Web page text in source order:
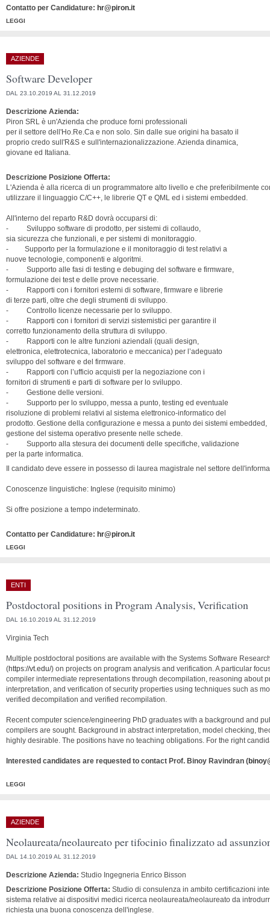
Contatto per Candidature: hr@piron.it
LEGGI
AZIENDE
Software Developer
DAL 23.10.2019 AL 31.12.2019
Descrizione Azienda:
Piron SRL è un'Azienda che produce forni professionali
per il settore dell'Ho.Re.Ca e non solo. Sin dalle sue origini ha basato il
proprio credo sull'R&S e sull'internazionalizzazione. Azienda dinamica,
giovane ed Italiana.
Descrizione Posizione Offerta:
L'Azienda è alla ricerca di un programmatore alto livello e che preferibilmente
utilizzare il linguaggio C/C++, le librerie QT e QML ed i sistemi embedded.
All'interno del reparto R&D dovrà occuparsi di:
- Sviluppo software di prodotto, per sistemi di collaudo,
sia sicurezza che funzionali, e per sistemi di monitoraggio.
- Supporto per la formulazione e il monitoraggio di test relativi a
nuove tecnologie, componenti e algoritmi.
- Supporto alle fasi di testing e debuging del software e firmware,
formulazione dei test e delle prove necessarie.
- Rapporti con i fornitori esterni di software, firmware e librerie
di terze parti, oltre che degli strumenti di sviluppo.
- Controllo licenze necessarie per lo sviluppo.
- Rapporti con i fornitori di servizi sistemistici per garantire il
corretto funzionamento della struttura di sviluppo.
- Rapporti con le altre funzioni aziendali (quali design,
elettronica, elettrotecnica, laboratorio e meccanica) per l’adeguato
sviluppo del software e del firmware.
- Rapporti con l’ufficio acquisti per la negoziazione con i
fornitori di strumenti e parti di software per lo sviluppo.
- Gestione delle versioni.
- Supporto per lo sviluppo, messa a punto, testing ed eventuale
risoluzione di problemi relativi al sistema elettronico-informatico del
prodotto. Gestione della configurazione e messa a punto dei sistemi embedded,
gestione del sistema operativo presente nelle schede.
- Supporto alla stesura dei documenti delle specifiche, validazione
per la parte informatica.
Il candidato deve essere in possesso di laurea magistrale nel settore
Conoscenze linguistiche: Inglese (requisito minimo)
Si offre posizione a tempo indeterminato.
Contatto per Candidature: hr@piron.it
LEGGI
ENTI
Postdoctoral positions in Program Analysis, Verification
DAL 16.10.2019 AL 31.12.2019
Virginia Tech
Multiple postdoctoral positions are available with the Systems Software
(https://vt.edu/) on projects on program analysis and verification. A particular
compiler intermediate representations through decompilation, reasoning about
interpretation, and verification of security properties using techniques such as
verified decompilation and verified recompilation.
Recent computer science/engineering PhD graduates with a background and
compilers are sought. Background in abstract interpretation, model checking,
highly desirable. The positions have no teaching obligations. For the right
Interested candidates are requested to contact Prof. Binoy Ravindran (
LEGGI
AZIENDE
Neolaureata/neolaureato per tifocinio finalizzato ad
DAL 14.10.2019 AL 31.12.2019
Descrizione Azienda: Studio Ingegneria Enrico Bisson
Descrizione Posizione Offerta: Studio di consulenza in ambito certificazioni
sistema relative ai dispositivi medici ricerca neolaureata/neolaureato da
richiesta una buona conoscenza dell'inglese.